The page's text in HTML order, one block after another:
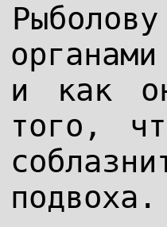
и как
того,
подвоха.